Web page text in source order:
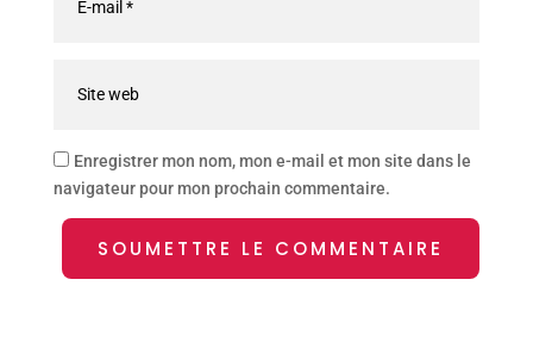
Enregistrer mon nom, mon e-mail et mon site dans le
navigateur pour mon prochain commentaire.
SOUMETTRE LE COMMENTAIRE